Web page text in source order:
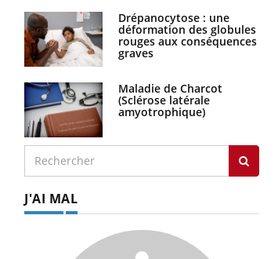
Drépanocytose : une
déformation des globules
rouges aux conséquences
graves
Maladie de Charcot
(Sclérose latérale
amyotrophique)
J'AI MAL